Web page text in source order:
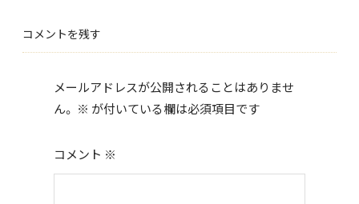
b
o
o
k
er
コメントを残す
メールアドレスが公開されることはありませ
ん。 ※ が付いている欄は必須項目です
コメント ※